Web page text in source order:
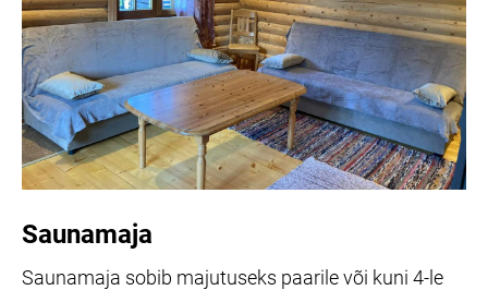
Saunamaja
Saunamaja sobib majutuseks paarile või kuni 4-le